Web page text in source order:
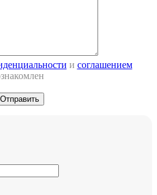
и соглашением